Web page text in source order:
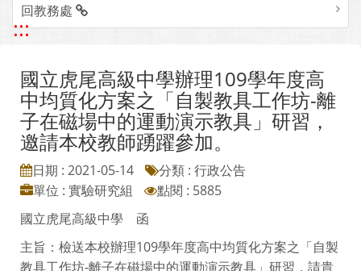
回教務處
:::
國立虎尾高級中學辦理109學年度高
中均質化方案之「自製教具工作坊-離
子在磁場中的運動演示教具」研習，
邀請本校教師踴躍參加。
日期 : 2021-05-14
分類 : 行政公告
單位 : 實驗研究組
點閱 : 5885
國立虎尾高級中學 函
主旨：檢送本校辦理109學年度高中均質化方案之「自製
教具工作坊-離子在磁場中的運動演示教具」研習，請貴